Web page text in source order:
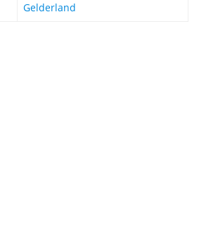
Gelderland